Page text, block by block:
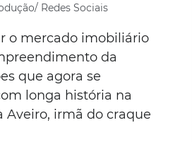
Redes Sociais
o mercado imobiliário
da
que agora se
longa história na
Aveiro, irmã do craque